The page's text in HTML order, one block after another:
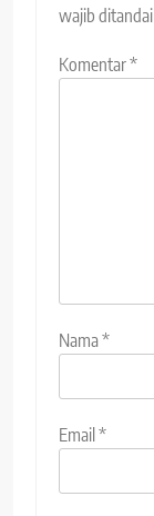
wajib ditandai
Komentar*
Nama*
Email*